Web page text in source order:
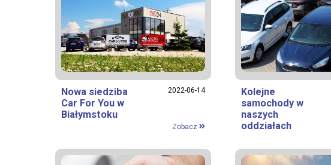
Nowa siedziba
Car For You w
Białymstoku
2022-06-14
Zobacz
Kolejne
samochody w
naszych
oddziałach